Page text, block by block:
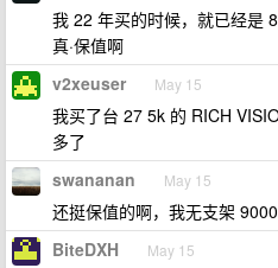
我 22 年买的时候，就已经是
真·保值啊
v2xeuser May 15
我买了台 27 5k 的 RICH
多了
swananan May 15
还挺保值的啊，我无支架 9000
BiteDXH May 15